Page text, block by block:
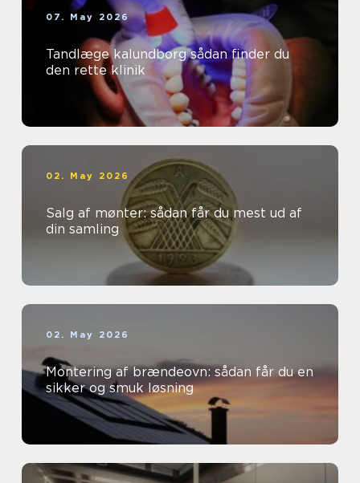
07. May 2026
Tandlæge kalundborg sådan finder du
den rette klinik
02. May 2026
Salg af mønter: sådan får du mest ud af
din samling
02. May 2026
Montering af brændeovn: sådan får du en
sikker og smuk løsning